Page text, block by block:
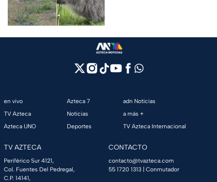
en vivo
TV Azteca
Azteca UNO
Azteca 7
Noticias
Deportes
adn Noticias
a más +
TV Azteca Internacional
TV AZTECA
Periférico Sur 4121,
Col. Fuentes Del Pedregal,
C.P. 14141,
CONTACTO
contacto@tvazteca.com
55 1720 1313 | Conmutador